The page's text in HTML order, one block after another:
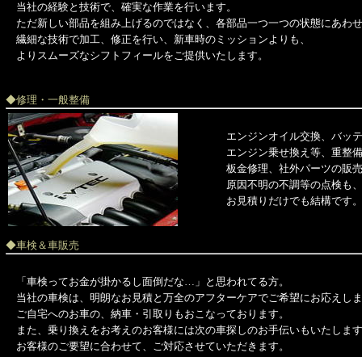
当社の経験と技術で、確実な作業を行います。
ただ新しい部品を組み上げるのではなく、各部品一つ一つの状態にあわ
繊細な技術で加工、修正を行い、新車時のミッションよりも、
よりスムーズなシフトフィールをご提供いたします。
◆修理・一般整備
エンジンオイル交換、バッ
エンジン乗せ換え等、重整
板金修理、社外パーツの販
原因不明の不調等の点検も
お見積りだけでも結構です
◆車検＆車販売
「車検ってお金が掛かるし面倒だな…」と思われてる方。
当社の車検は、明朗なお見積と万全のアフターケアでご希望にお応えし
ご自宅へのお車の、納車・引取りもおこなっております。
また、乗り換えをお考えのお客様には次の車探しのお手伝いもいたしま
お客様のご要望に合わせて、ご対応させていただきます。